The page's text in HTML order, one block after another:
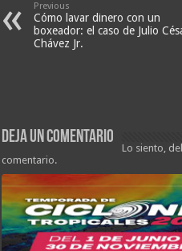
Previous
Cómo lavar dinero con un
boxeador: el caso de Julio
Chávez Jr.
Deja un comentario
Lo siento,
comentario.